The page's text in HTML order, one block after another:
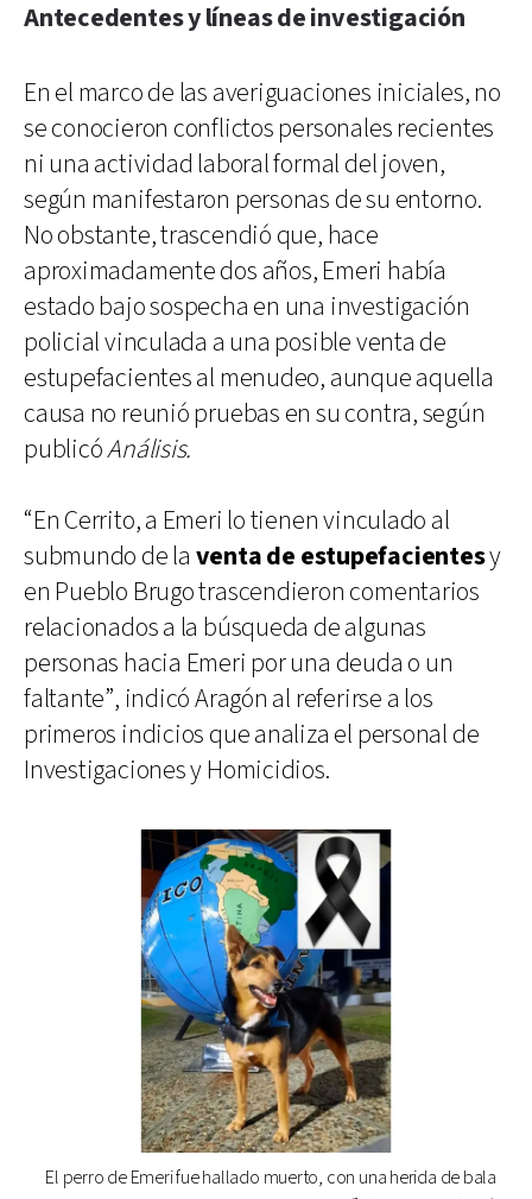
Antecedentes y líneas de investigación
En el marco de las averiguaciones iniciales, no
se conocieron conflictos personales recientes
ni una actividad laboral formal del joven,
según manifestaron personas de su entorno.
No obstante, trascendió que, hace
aproximadamente dos años, Emeri había
estado bajo sospecha en una investigación
policial vinculada a una posible venta de
estupefacientes al menudeo, aunque aquella
causa no reunió pruebas en su contra, según
publicóAnálisis.
“En Cerrito, a Emeri lo tienen vinculado al
submundo de la venta de estupefacientesy
en Pueblo Brugo trascendieron comentarios
relacionados a la búsqueda de algunas
personas hacia Emeri por una deuda o un
faltante”, indicó Aragón al referirse a los
primeros indicios que analiza el personal de
Investigaciones y Homicidios.
El perro de Emeri fue hallado muerto, con una herida de bala